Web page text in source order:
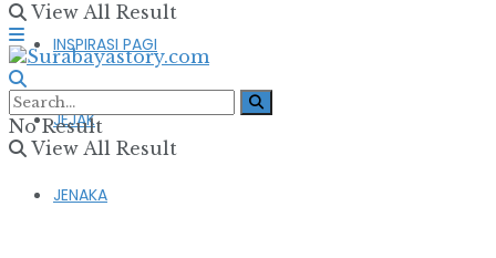
INSPIRASI PAGI
JEJAK
JENAKA
View All Result
No Result
View All Result